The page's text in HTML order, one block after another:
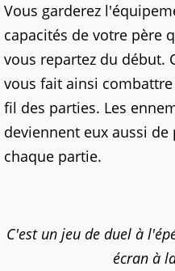
Vous garderez
capacités de votre père
vous repartez du début.
vous fait ainsi
fil des parties. Les
deviennent eux aussi
chaque partie.
C'est un jeu de duel à
écran à